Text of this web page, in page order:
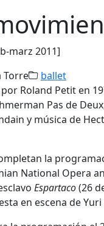
marz 2011]
Torre
ballet
Roland Petit en
Pas de
y música de
la
National Opera
Espartaco(26
en escena de